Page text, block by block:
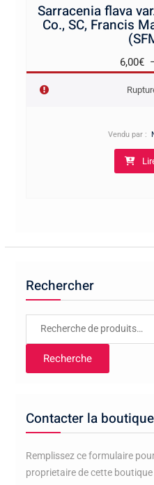
Sarracenia flava
Co., SC, Francis
6,00€
Vendu par :
Rechercher
Recherche
Recherche
Contacter la boutique
Remplissez ce formulaire
proprietaire de cette boutique